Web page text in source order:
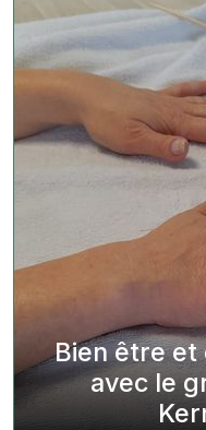
Bien être et
avec le